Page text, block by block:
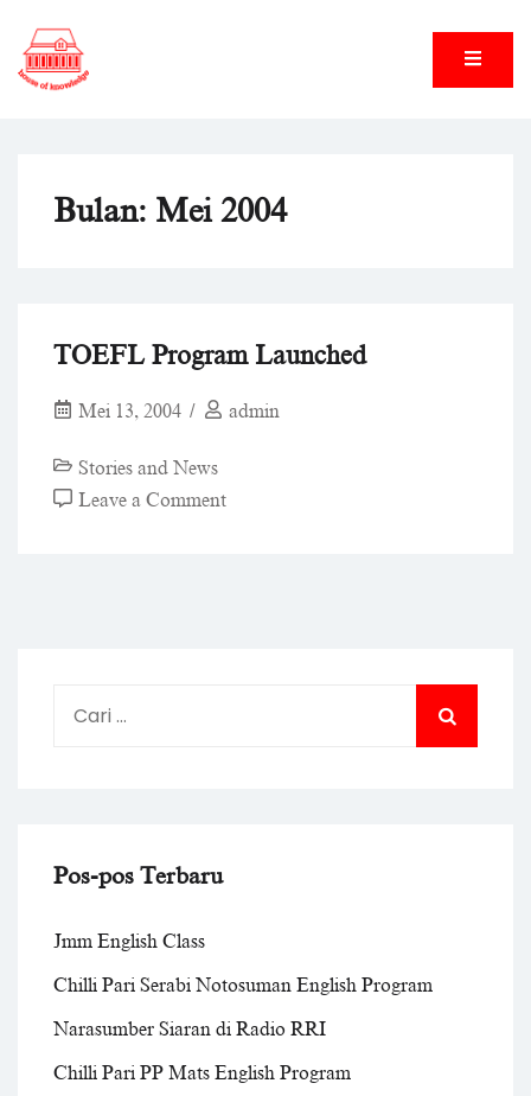
content
Bulan: Mei 2004
TOEFL Program Launched
Mei 13, 2004 admin
Stories and News
Leave a Commenton
Pos-pos Terbaru
Jmm English Class
Chilli Pari Serabi Notosuman English Program
Narasumber Siaran di Radio RRI
Chilli Pari PP Mats English Program